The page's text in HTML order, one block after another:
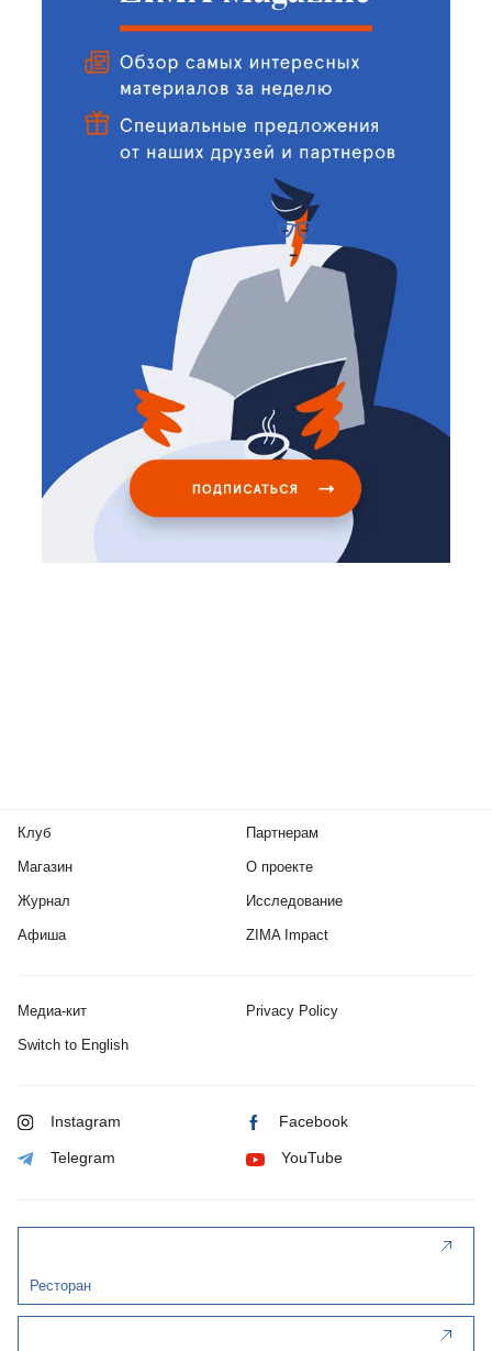
Клуб
Магазин
Журнал
Афиша
Партнерам
О проекте
Исследование
ZIMA Impact
Медиа-кит Privacy Policy
Switch to English
Instagram Facebook
Telegram YouTube
Ресторан